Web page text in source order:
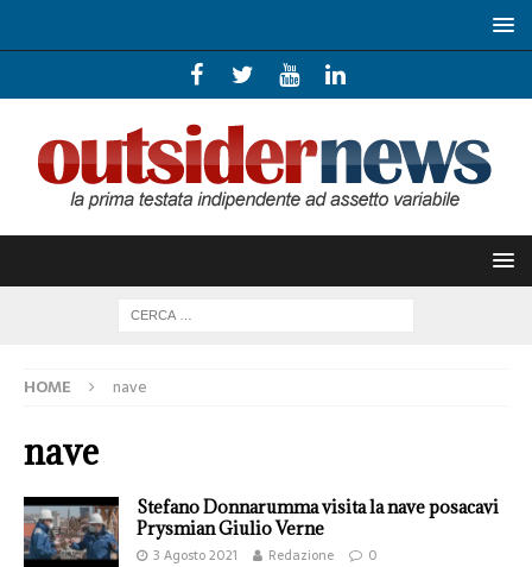
HOME nave
nave
Stefano Donnarumma visita la nave posacavi
Prysmian Giulio Verne
3 Agosto 2021 Redazione 0